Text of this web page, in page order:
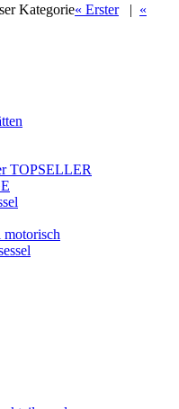
Kategorie« Erster| «
TOPSELLER
motorisch